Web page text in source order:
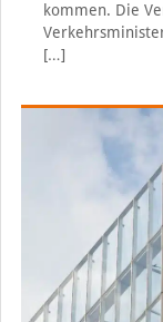
kommen. Die
[…]